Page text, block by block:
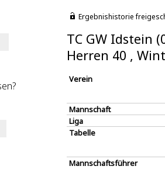
Ergebnishistorie
TC GW Idstein
Herren 40 ,
Verein
Mannschaft
Liga
Tabelle
Mannschaftsführer